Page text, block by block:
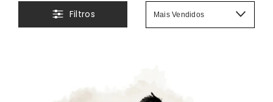
Filtros